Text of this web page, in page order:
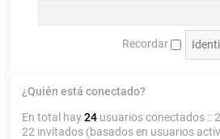
Recordar
¿Quién está conectado?
En total hay24 usuarios conectados ::
22 invitados (basados en usuarios